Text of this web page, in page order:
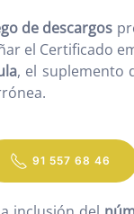
de descargos
el Certificado
, el suplemento
91 557 68 46